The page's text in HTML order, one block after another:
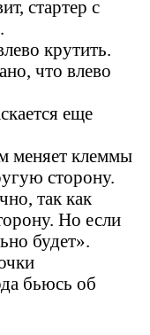
стартер с
крутить.
что влево
еще
меняет клеммы
сторону.
так как
Но если
будет».
бьюсь об